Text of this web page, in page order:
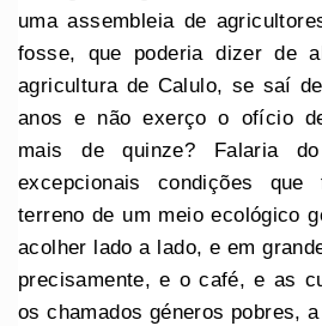
uma assembleia de
fosse, que poderia dizer de
agricultura de Calulo, se saí
anos e não exerço o ofício
mais de quinze? Falaria
excepcionais condições
terreno de um meio ecológico
acolher lado a lado, e em
precisamente, e o café, e as
os chamados géneros pobres,